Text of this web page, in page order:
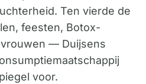
Ten vierde de
feesten, Botox-
— Duijsens
voor.